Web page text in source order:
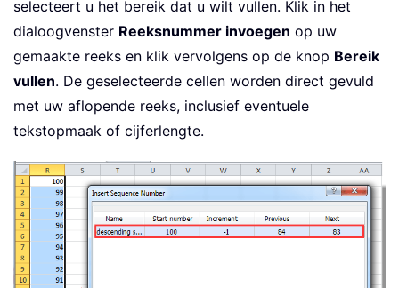
selecteert u het bereik dat u wilt vullen. Klik in het
dialoogvenster Reeksnummer invoegen op uw
gemaakte reeks en klik vervolgens op de knop Bereik
vullen. De geselecteerde cellen worden direct gevuld
met uw aflopende reeks, inclusief eventuele
tekstopmaak of cijferlengte.